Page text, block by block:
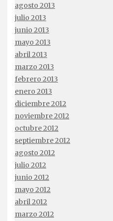
agosto 2013
julio 2013
junio 2013
mayo 2013
abril 2013
marzo 2013
febrero 2013
enero 2013
diciembre 2012
noviembre 2012
octubre 2012
septiembre 2012
agosto 2012
julio 2012
junio 2012
mayo 2012
abril 2012
marzo 2012